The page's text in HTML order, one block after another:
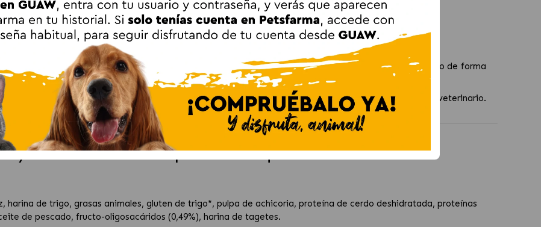
de cepillado y quelantes de calcio que ayudan a limitar la formación de sarro.
menos favorable a la formación de cristales.
especialmente en perros esterilizados con tendencia al sobrepeso. Introduce el nuevo pienso de forma
alimento anterior y aumentando poco a poco la proporción de Royal Canin Veterinary Neutered Adult S.
corporal y nivel de actividaddel perro, siguiendo la tabla de racionamiento y las indicaciones de tu veterinario.
del animal.
Neutered Adult S Pienso para Perros Pequeños Esterilizados
harina de trigo, grasas animales, gluten de trigo*, pulpa de achicoria, proteína de cerdo deshidratada, proteínas
de pescado, fructo-oligosacáridos (0,49%), harina de tagetes.